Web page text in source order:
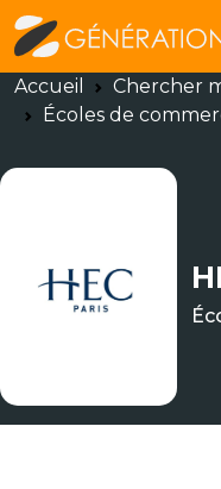
Accueil
Chercher
Écoles de